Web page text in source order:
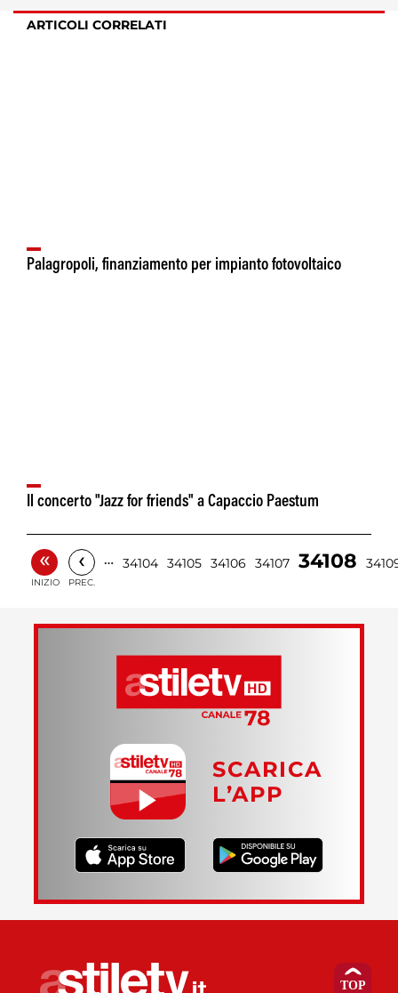
ARTICOLI CORRELATI
Palagropoli, finanziamento per impianto fotovoltaico
Il concerto "Jazz for friends" a Capaccio Paestum
«
INIZIO
‹
PREC.
… 34104 34105 34106 34107 34108
SCARICA
L’APP